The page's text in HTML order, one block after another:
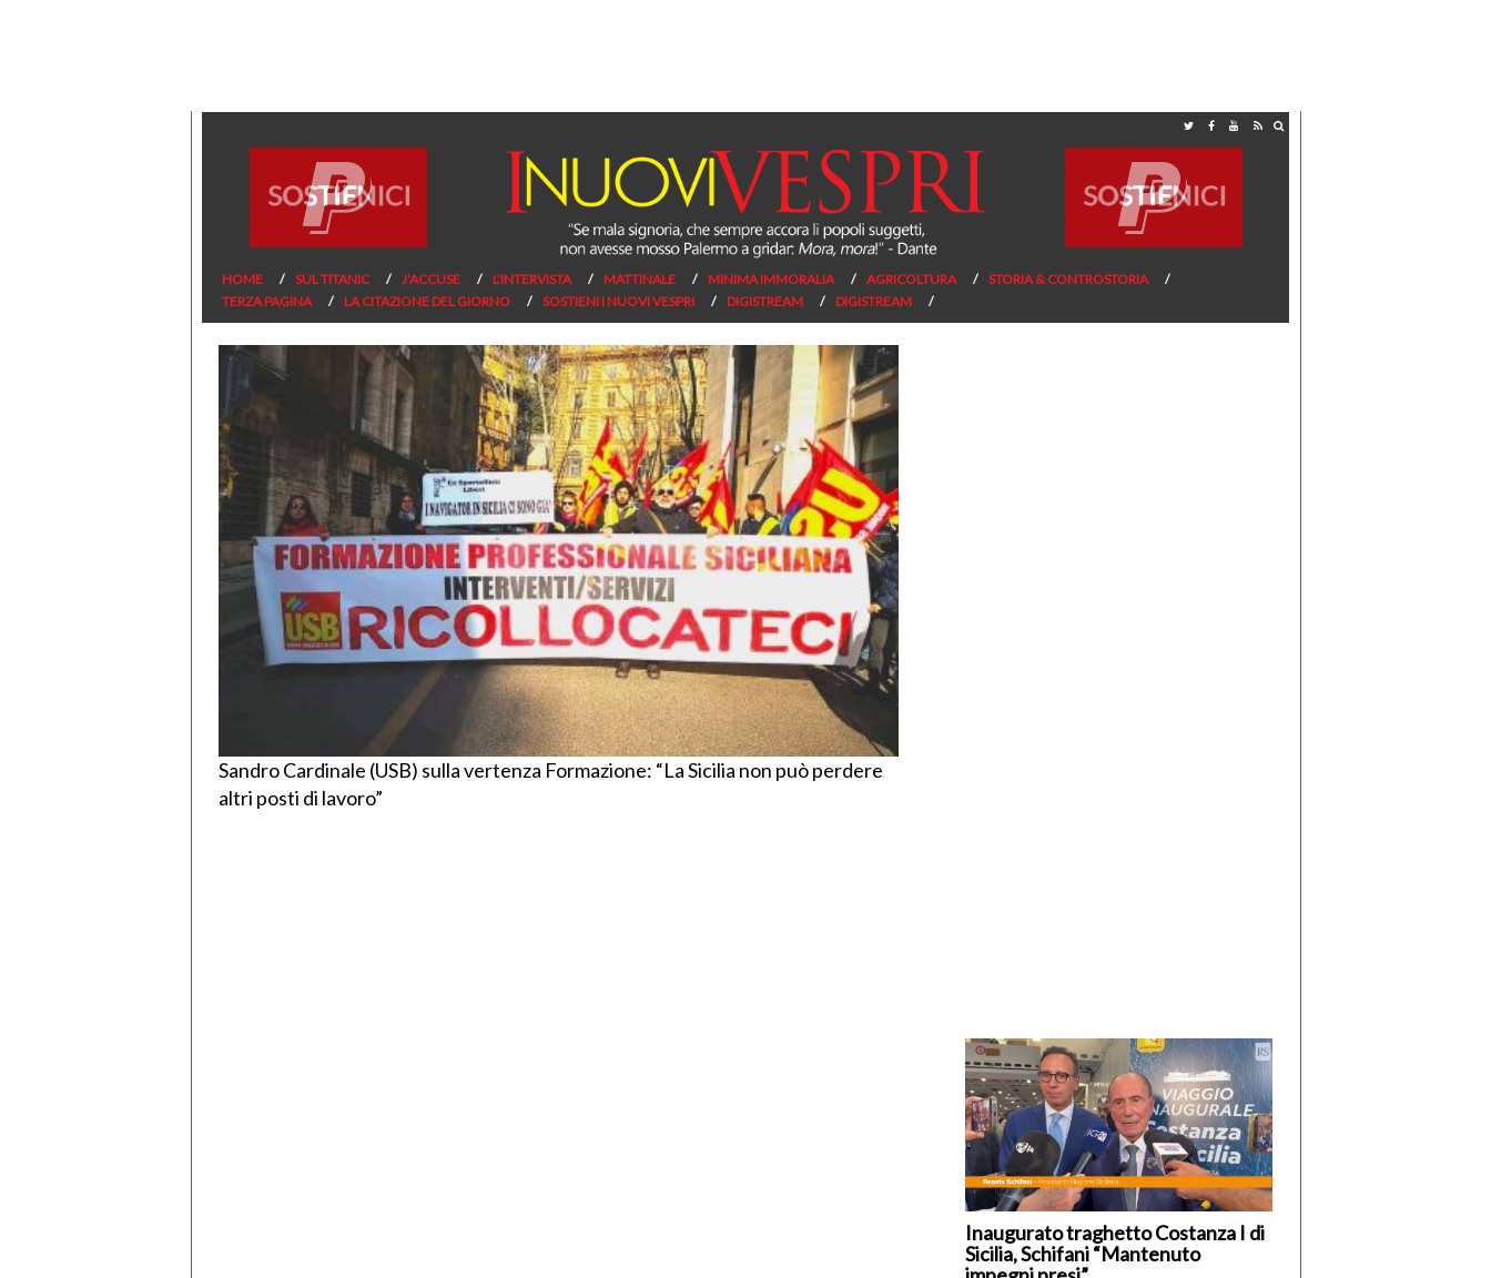
HOME SUL TITANIC J’ACCUSE L’INTERVISTA MATTINALE MINIMA IMMORALIA AGRICOLTURA
STORIA & CONTROSTORIA
TERZA PAGINA
LA CITAZIONE DEL GIORNO SOSTIENI I NUOVI VESPRI DIGISTREAM DIGISTREAM
Sandro Cardinale (USB) sulla vertenza Formazione: “La Sicilia non può perdere
altri posti di lavoro”
Inaugurato traghetto Costanza I di
Sicilia, Schifani “Mantenuto